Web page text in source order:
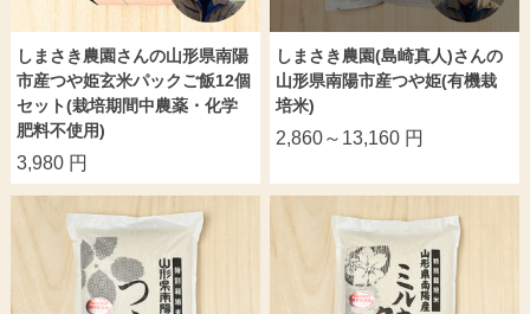
しまさき農園さんの山形県南陽
市産つや姫玄米パックご飯12個
セット(栽培期間中農薬・化学
肥料不使用)
3,980 円
しまさき農園(島崎真人)さんの
山形県南陽市産つや姫(有機栽
培米)
2,860～13,160 円